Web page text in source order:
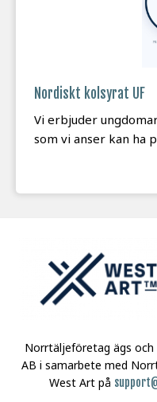
Nordiskt kolsyrat UF
Vi erbjuder
som vi anser kan ha
Norrtäljeföretag ägs
AB i samarbete med
West Art på